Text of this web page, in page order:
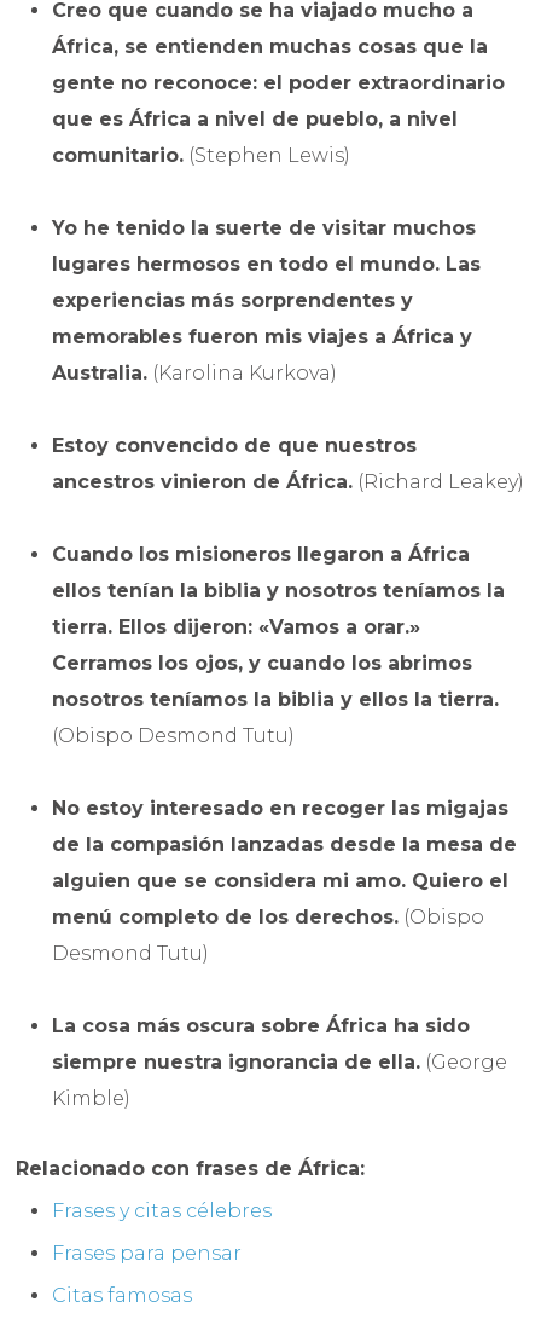
Creo que cuando se ha viajado mucho a
África, se entienden muchas cosas que la
gente no reconoce: el poder extraordinario
que es África a nivel de pueblo, a nivel
comunitario. (Stephen Lewis)
Yo he tenido la suerte de visitar muchos
lugares hermosos en todo el mundo. Las
experiencias más sorprendentes y
memorables fueron mis viajes a África y
Australia. (Karolina Kurkova)
Estoy convencido de que nuestros
ancestros vinieron de África. (Richard Leakey)
Cuando los misioneros llegaron a África
ellos tenían la biblia y nosotros teníamos la
tierra. Ellos dijeron: «Vamos a orar.»
Cerramos los ojos, y cuando los abrimos
nosotros teníamos la biblia y ellos la tierra.
(Obispo Desmond Tutu)
No estoy interesado en recoger las migajas
de la compasión lanzadas desde la mesa de
alguien que se considera mi amo. Quiero el
menú completo de los derechos. (Obispo
Desmond Tutu)
La cosa más oscura sobre África ha sido
siempre nuestra ignorancia de ella. (George
Kimble)
Relacionado con frases de África:
Frases y citas célebres
Frases para pensar
Citas famosas